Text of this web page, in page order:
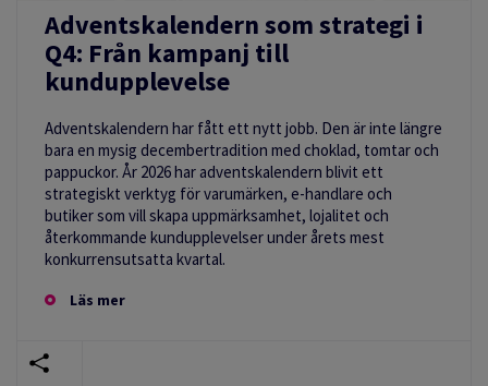
Adventskalendern som strategi i
Q4: Från kampanj till
kundupplevelse
Adventskalendern har fått ett nytt jobb. Den är inte längre
bara en mysig decembertradition med choklad, tomtar och
pappuckor. År 2026 har adventskalendern blivit ett
strategiskt verktyg för varumärken, e-handlare och
butiker som vill skapa uppmärksamhet, lojalitet och
återkommande kundupplevelser under årets mest
konkurrensutsatta kvartal.
Läs mer